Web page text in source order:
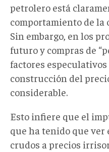
petrolero está
comportamiento de la
Sin embargo, en los
futuro y compras de
factores
construcción del
considerable.
Esto infiere que el
que ha tenido que ver
crudos a precios